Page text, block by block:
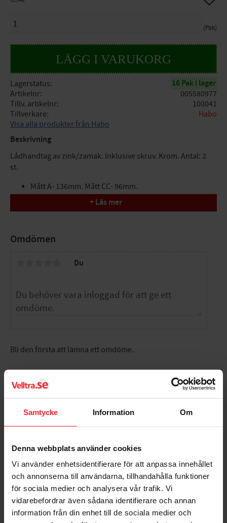
Samtycke Information Om
Denna webbplats använder cookies
Vi använder enhetsidentifierare för att anpassa innehållet
och annonserna till användarna, tillhandahålla funktioner
för sociala medier och analysera vår trafik. Vi
vidarebefordrar även sådana identifierare och annan
information från din enhet till de sociala medier och
Pak
Lagerstatus 16 Pak i lager
Artikelnr
005580977
Tillv. artikelnr
100041
Tillverkare
Habo
Visa alla produkter från Habo
Beskrivning
Lådhandtag av zink/zamak. Inklusive skruv. Krom. Antal: 2
st.
Mått A- 136mm. Mått CC- 96mm.
+ Läs mer
Omdömen
Du
Bli den första att lämna ett omdöme.